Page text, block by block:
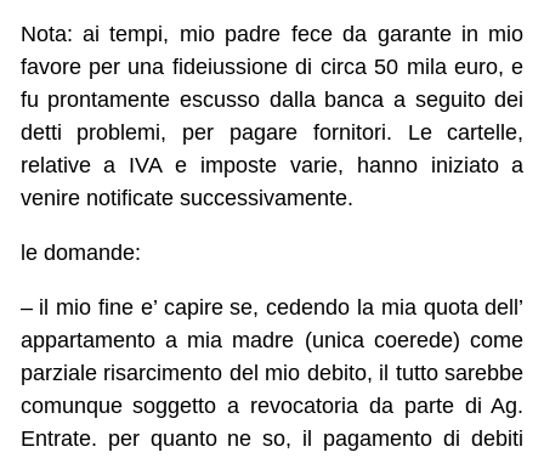
Nota: ai tempi, mio padre fece da garante in mio
favore per una fideiussione di circa 50 mila euro, e
fu prontamente escusso dalla banca a seguito dei
detti problemi, per pagare fornitori. Le cartelle,
relative a IVA e imposte varie, hanno iniziato a
venire notificate successivamente.
le domande:
– il mio fine e’ capire se, cedendo la mia quota dell’
appartamento a mia madre (unica coerede) come
parziale risarcimento del mio debito, il tutto sarebbe
comunque soggetto a revocatoria da parte di Ag.
Entrate. per quanto ne so, il pagamento di debiti